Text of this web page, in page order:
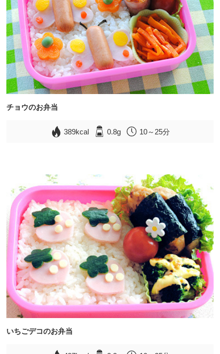
チョウのお弁当
389kcal 0.8g 10～25分
いちごデコのお弁当